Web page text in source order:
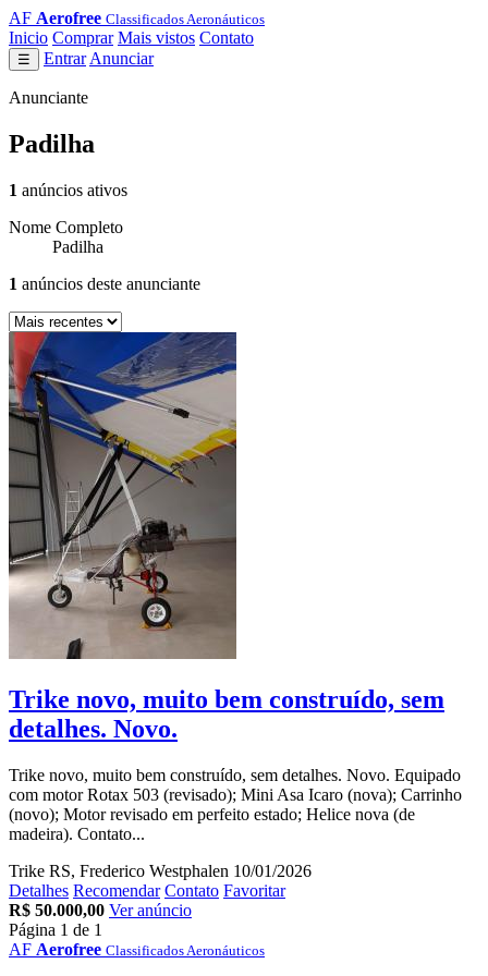
AF Aerofree Classificados Aeronáuticos
Inicio Comprar Mais vistos Contato
☰ Entrar Anunciar
Anunciante
Padilha
1 anúncios ativos
Nome Completo
Padilha
1 anúncios deste anunciante
Trike novo, muito bem construído, sem
detalhes. Novo.
Trike novo, muito bem construído, sem detalhes. Novo. Equipado
com motor Rotax 503 (revisado); Mini Asa Icaro (nova); Carrinho
(novo); Motor revisado em perfeito estado; Helice nova (de
madeira). Contato...
Trike RS, Frederico Westphalen 10/01/2026
Detalhes Recomendar Contato Favoritar
R$ 50.000,00 Ver anúncio
Página 1 de 1
AF Aerofree Classificados Aeronáuticos